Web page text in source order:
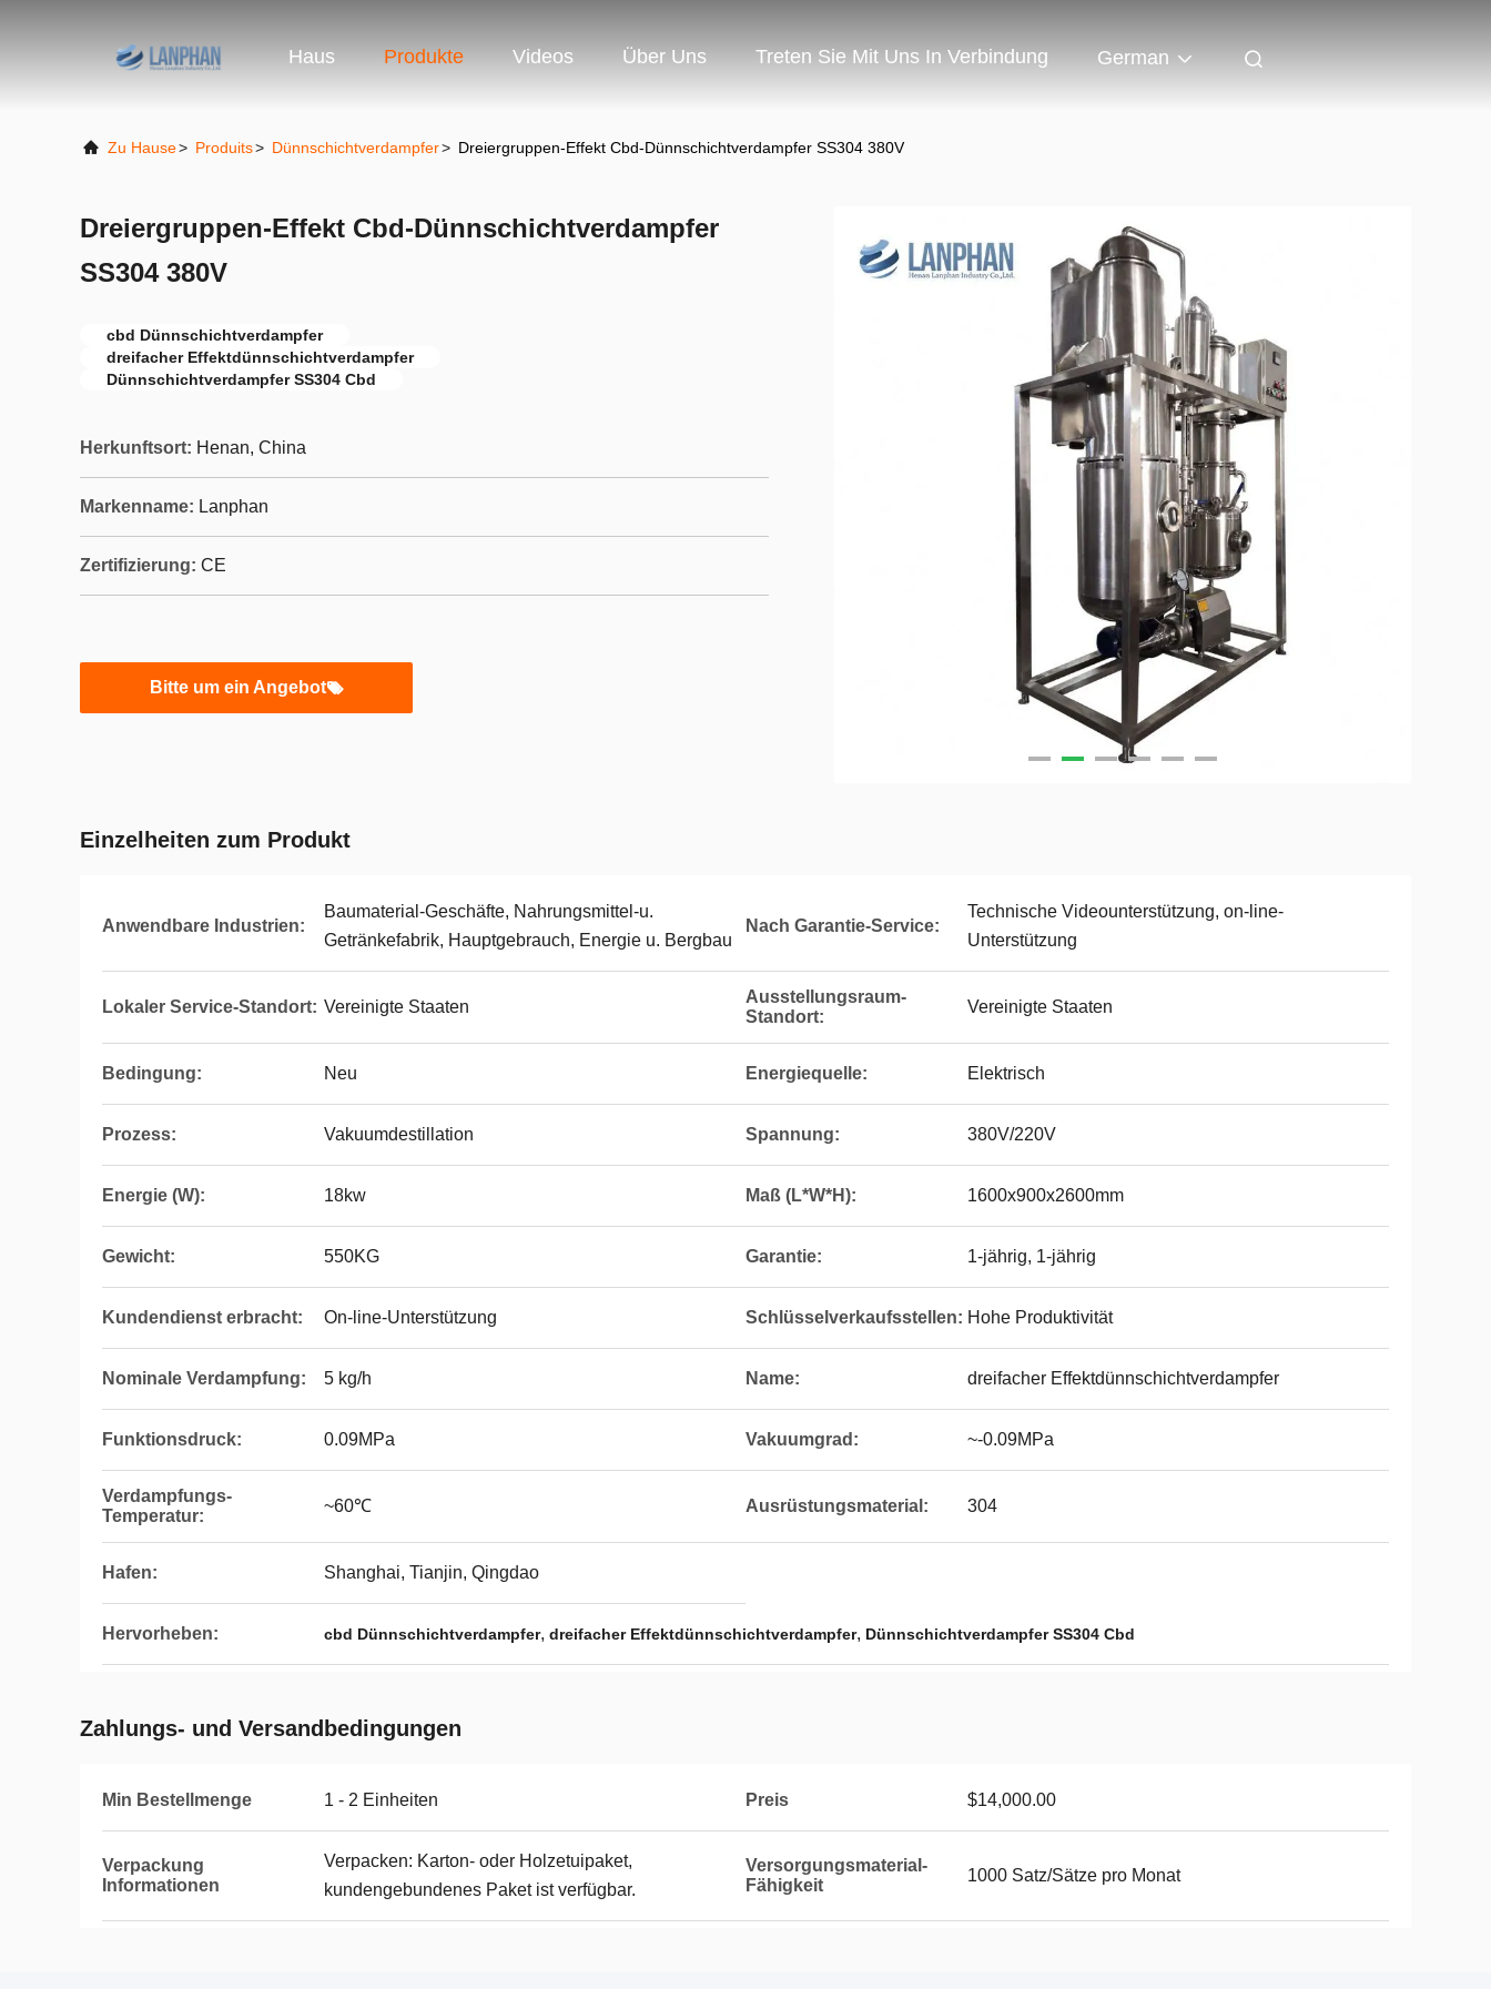
Haus Produkte Videos Über Uns Treten Sie Mit Uns In Verbindung German
Zu Hause> Produits> Dünnschichtverdampfer> Dreiergruppen-Effekt Cbd-Dünnschichtverdampfer SS304 380V
Dreiergruppen-Effekt Cbd-Dünnschichtverdampfer
SS304 380V
cbd Dünnschichtverdampfer
dreifacher Effektdünnschichtverdampfer
Dünnschichtverdampfer SS304 Cbd
Herkunftsort: Henan, China
Markenname: Lanphan
Zertifizierung: CE
Bitte um ein Angebot
Einzelheiten zum Produkt
Anwendbare Industrien:
Baumaterial-Geschäfte, Nahrungsmittel-u.
Getränkefabrik, Hauptgebrauch, Energie u. Bergbau
Nach Garantie-Service:
Technische Videounterstützung, on-line-
Unterstützung
Lokaler Service-Standort: Vereinigte Staaten
Ausstellungsraum-
Standort:
Vereinigte Staaten
Bedingung: Neu Energiequelle: Elektrisch
Prozess: Vakuumdestillation Spannung: 380V/220V
Energie (W): 18kw Maß (L*W*H): 1600x900x2600mm
Gewicht: 550KG Garantie: 1-jährig, 1-jährig
Kundendienst erbracht: On-line-Unterstützung Schlüsselverkaufsstellen: Hohe Produktivität
Nominale Verdampfung: 5 kg/h Name: dreifacher Effektdünnschichtverdampfer
Funktionsdruck: 0.09MPa Vakuumgrad: ~-0.09MPa
Verdampfungs-
Temperatur:
~60℃ Ausrüstungsmaterial: 304
Hafen: Shanghai, Tianjin, Qingdao
Hervorheben: cbd Dünnschichtverdampfer, dreifacher Effektdünnschichtverdampfer, Dünnschichtverdampfer SS304 Cbd
Zahlungs- und Versandbedingungen
Min Bestellmenge 1 - 2 Einheiten Preis $14,000.00
Verpackung
Informationen
Verpacken: Karton- oder Holzetuipaket,
kundengebundenes Paket ist verfügbar.
Versorgungsmaterial-
Fähigkeit
1000 Satz/Sätze pro Monat